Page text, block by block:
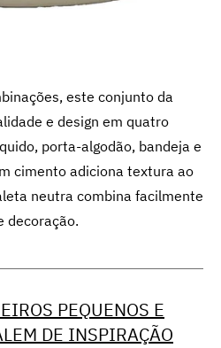
este conjunto da
e design em quatro
porta-algodão, bandeja e
cimento adiciona textura ao
neutra combina facilmente
decoração.
PEQUENOS E
DE INSPIRAÇÃO